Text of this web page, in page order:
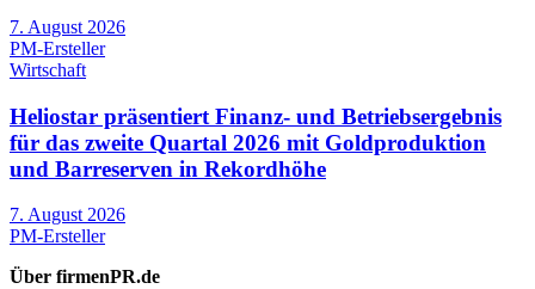
7. August 2026
PM-Ersteller
Wirtschaft
Heliostar präsentiert Finanz- und Betriebsergebnis
für das zweite Quartal 2026 mit Goldproduktion
und Barreserven in Rekordhöhe
7. August 2026
PM-Ersteller
Über firmenPR.de